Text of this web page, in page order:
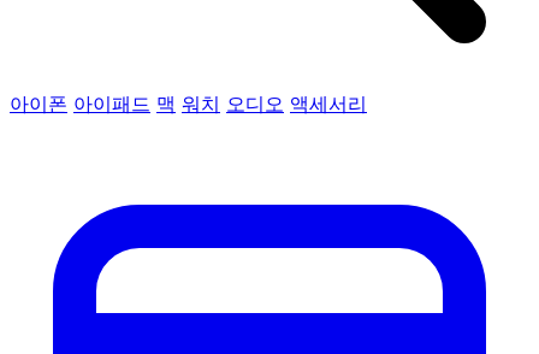
아이폰 아이패드 맥 워치 오디오 액세서리